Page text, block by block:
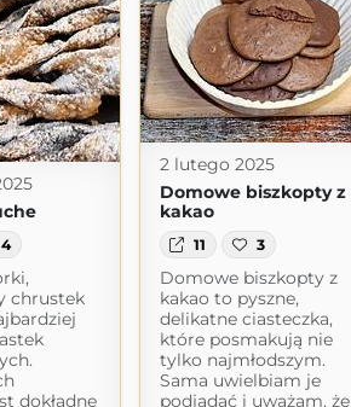
2 lutego 2025
Domowe biszkopty z
kakao
11 3
Domowe biszkopty z
kakao to pyszne,
delikatne ciasteczka,
które posmakują nie
tylko najmłodszym.
Sama uwielbiam je
podjadać i uważam, że
4
chrustek
dokładne